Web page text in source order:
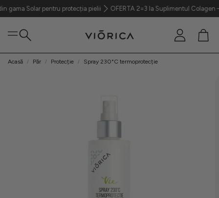
Solar pentru protecția pielii OFERTA 2=3 Ia Suplimentul Colagen –
Caută
Cont Coș
Acasă Păr Protecție Spray 230°C termoprotecție